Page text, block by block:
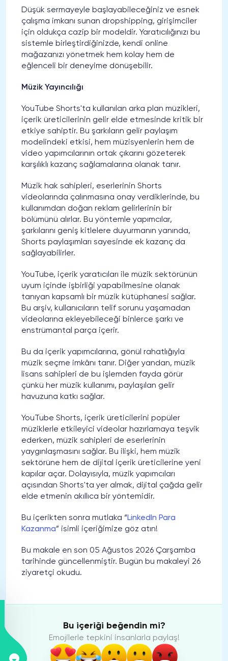
Düşük sermayeyle başlayabileceğiniz ve esnek
çalışma imkanı sunan dropshipping, girişimciler
için oldukça cazip bir modeldir. Yaratıcılığınızı bu
sistemle birleştirdiğinizde, kendi online
mağazanızı yönetmek hem kolay hem de
eğlenceli bir deneyime dönüşebilir.
Müzik Yayıncılığı
YouTube Shorts'ta kullanılan arka plan müzikleri,
içerik üreticilerinin gelir elde etmesinde kritik bir
etkiye sahiptir. Bu şarkıların gelir paylaşım
modelindeki etkisi, hem müzisyenlerin hem de
video yapımcılarının ortak çıkarını gözeterek
karşılıklı kazanç sağlamalarına olanak tanır.
Müzik hak sahipleri, eserlerinin Shorts
videolarında çalınmasına onay verdiklerinde, bu
kullanımdan doğan reklam gelirlerinin bir
bölümünü alırlar. Bu yöntemle yapımcılar,
şarkılarını geniş kitlelere duyurmanın yanında,
Shorts paylaşımları sayesinde ek kazanç da
sağlayabilirler.
YouTube, içerik yaratıcıları ile müzik sektörünün
uyum içinde işbirliği yapabilmesine olanak
tanıyan kapsamlı bir müzik kütüphanesi sağlar.
Bu arşiv, kullanıcıların telif sorunu yaşamadan
videolarına ekleyebileceği binlerce şarkı ve
enstrümantal parça içerir.
Bu da içerik yapımcılarına, gönül rahatlığıyla
müzik seçme imkânı tanır. Diğer yandan, müzik
lisans sahipleri de bu işlemden fayda görür
çünkü her müzik kullanımı, paylaşılan gelir
havuzuna katkı sağlar.
YouTube Shorts, içerik üreticilerini popüler
müziklerle etkileyici videolar hazırlamaya teşvik
ederken, müzik sahipleri de eserlerinin
yaygınlaşmasını sağlar. Bu ilişki, hem müzik
sektörüne hem de dijital içerik üreticilerine yeni
kapılar açar. Dolayısıyla, müzik yapımcıları
açısından Shorts'ta yer almak, dijital çağda gelir
elde etmenin akıllıca bir yöntemidir.
Bu içerikten sonra mutlaka “LinkedIn Para
Kazanma” isimli içeriğimize göz atın!
Bu makale en son 05 Ağustos 2026 Çarşamba
tarihinde güncellenmiştir. Bugün bu makaleyi 26
ziyaretçi okudu.
Bu içeriği beğendin mi?
Emojilerle tepkini insanlarla paylaş!